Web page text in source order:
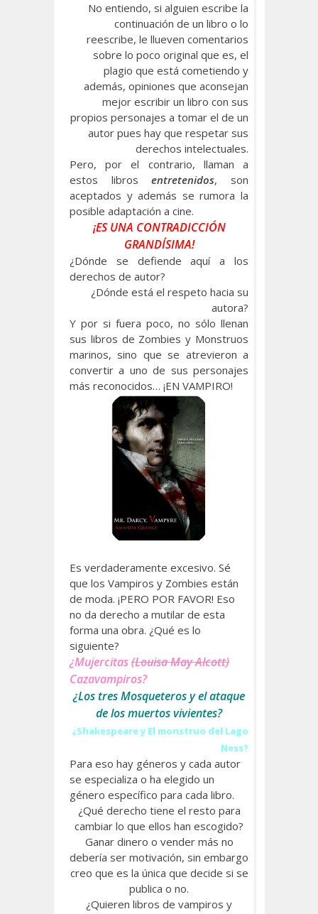
No entiendo, si alguien escribe la
continuación de un libro o lo
reescribe, le llueven comentarios
sobre lo poco original que es, el
plagio que está cometiendo y
además, opiniones que aconsejan
mejor escribir un libro con sus
propios personajes a tomar el de un
autor pues hay que respetar sus
derechos intelectuales.
Pero, por el contrario, llaman a
estos librosentretenidos, son
aceptados y además se rumora la
posible adaptación a cine.
¡ES UNA CONTRADICCIÓN
GRANDÍSIMA!
¿Dónde se defiende aquí a los
derechos de autor?
¿Dónde está el respeto hacia su
autora?
Y por si fuera poco, no sólo llenan
sus libros de Zombies y Monstruos
marinos, sino que se atrevieron a
convertir a uno de sus personajes
más reconocidos… ¡EN VAMPIRO!
Es verdaderamente excesivo. Sé
que los Vampiros y Zombies están
de moda. ¡PERO POR FAVOR! Eso
no da derecho a mutilar de esta
forma una obra. ¿Qué es lo
siguiente?
¿Mujercitas(Louisa May Alcott)
Cazavampiros?
¿Los tres Mosqueteros y el ataque
de los muertos vivientes?
¿Shakespeare y El monstruo del Lago
Ness?
Para eso hay géneros y cada autor
se especializa o ha elegido un
género específico para cada libro.
¿Qué derecho tiene el resto para
cambiar lo que ellos han escogido?
Ganar dinero o vender más no
debería ser motivación, sin embargo
creo que es la única que decide si se
publica o no.
¿Quieren libros de vampiros y